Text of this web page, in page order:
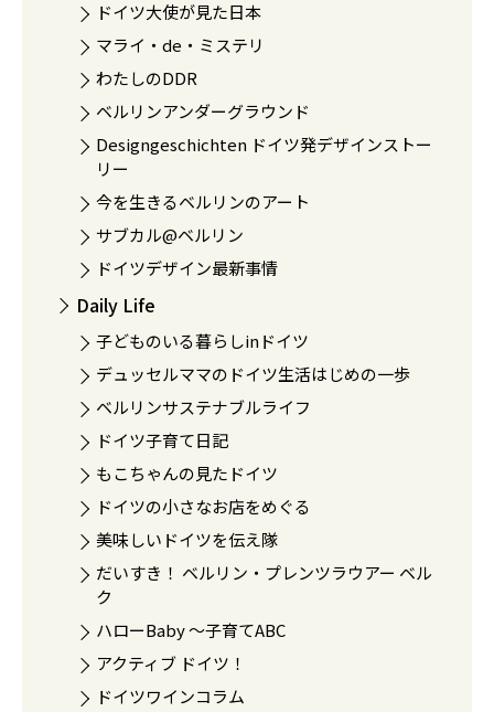
ドイツ大使が見た日本
マライ・de・ミステリ
わたしのDDR
ベルリンアンダーグラウンド
Designgeschichten ドイツ発デザインストー
リー
今を生きるベルリンのアート
サブカル@ベルリン
ドイツデザイン最新事情
Daily Life
子どものいる暮らしinドイツ
デュッセルママのドイツ生活はじめの一歩
ベルリンサステナブルライフ
ドイツ子育て日記
もこちゃんの見たドイツ
ドイツの小さなお店をめぐる
美味しいドイツを伝え隊
だいすき！ ベルリン・プレンツラウアー ベル
ク
ハローBaby 〜子育てABC
アクティブ ドイツ！
ドイツワインコラム